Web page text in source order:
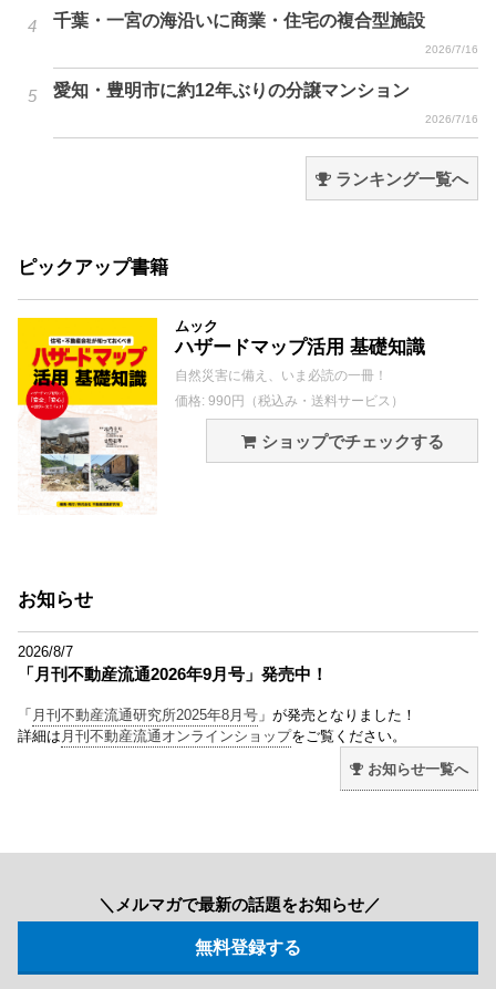
千葉・一宮の海沿いに商業・住宅の複合型施設
2026/7/16
愛知・豊明市に約12年ぶりの分譲マンション
2026/7/16
ランキング一覧へ
ピックアップ書籍
ムック
ハザードマップ活用 基礎知識
自然災害に備え、いま必読の一冊！
価格: 990円（税込み・送料サービス）
ショップでチェックする
お知らせ
2026/8/7
「月刊不動産流通2026年9月号」発売中！
「 月刊不動産流通研究所2025年8月号 」が発売となりました！
詳細は 月刊不動産流通オンラインショップをご覧ください。
お知らせ一覧へ
＼メルマガで最新の話題をお知らせ／